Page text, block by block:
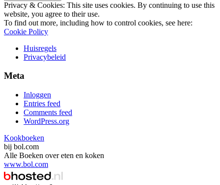
Privacy & Cookies: This site uses cookies. By continuing to use this
website, you agree to their use.
To find out more, including how to control cookies, see here:
Cookie Policy
Huisregels
Privacybeleid
Meta
Inloggen
Entries feed
Comments feed
WordPress.org
Kookboeken
bij bol.com
Alle Boeken over eten en koken
www.bol.com